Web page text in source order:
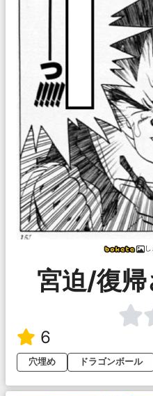
宮迫/復
6
穴埋め
ドラゴンボール